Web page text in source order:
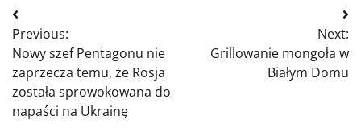
Nawigacja
wpisu
Previous:
Nowy szef Pentagonu nie
zaprzecza temu, że Rosja
została sprowokowana do
napaści na Ukrainę
Next:
Grillowanie mongoła w
Białym Domu